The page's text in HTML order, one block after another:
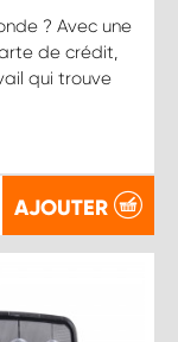
? Avec une
de crédit,
qui trouve
AJOUTER